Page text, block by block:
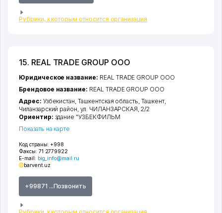
Рубрики, к которым относится организация
15. REAL TRADE GROUP ООО
Код страны: +998
Факсы: 71 2779922
E-mail: big_info@mail.ru
barvent.uz
+99871 ...Позвонить
Юридическое название: REAL TRADE GROUP ООО
Брендовое название: REAL TRADE GROUP ООО
Адрес: Узбекистан,Ташкентская область,Ташкент,
Чиланзарский район,ул. ЧИЛАНЗАРСКАЯ, 2/2
Ориентир: здание "УЗБЕКФИЛЬМ
Показать на карте